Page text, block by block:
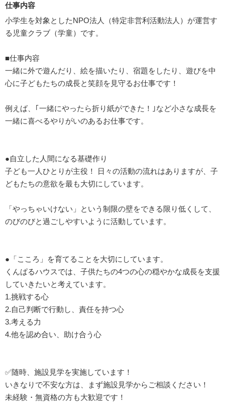
仕事内容
小学生を対象としたNPO法人（特定非営利活動法人）が運営す
る児童クラブ（学童）です。
■仕事内容
一緒に外で遊んだり、絵を描いたり、宿題をしたり、遊びを中
心に子どもたちの成長と笑顔を見守るお仕事です！
例えば、｢一緒にやったら折り紙ができた！｣など小さな成長を
一緒に喜べるやりがいのあるお仕事です。
●自立した人間になる基礎作り
子ども一人ひとりが主役！ 日々の活動の流れはありますが、子
どもたちの意欲を最も大切にしています。
「やっちゃいけない」という制限の壁をできる限り低くして、
のびのびと過ごしやすいように活動しています。
●「こころ」を育てることを大切にしています。
くんぱるハウスでは、子供たちの4つの心の穏やかな成長を支援
していきたいと考えています。
1.挑戦する心
2.自己判断で行動し、責任を持つ心
3.考える力
4.他を認め合い、助け合う心
✅随時、施設見学を実施しています！
いきなりで不安な方は、まず施設見学からご相談ください！
未経験・無資格の方も大歓迎です！